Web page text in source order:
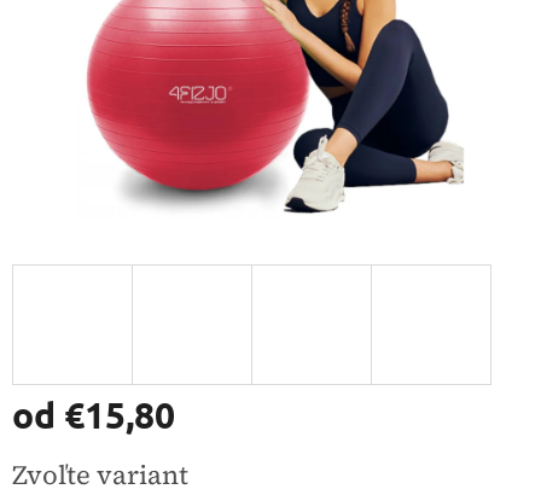
od €15,80
cena:
Zvoľte variant